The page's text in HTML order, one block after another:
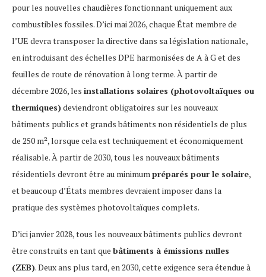
pour les nouvelles chaudières fonctionnant uniquement aux
combustibles fossiles. D’ici mai 2026, chaque État membre de
l’UE devra transposer la directive dans sa législation nationale,
en introduisant des échelles DPE harmonisées de A à G et des
feuilles de route de rénovation à long terme. À partir de
décembre 2026, les installations solaires (photovoltaïques ou
thermiques)deviendront obligatoires sur les nouveaux
bâtiments publics et grands bâtiments non résidentiels de plus
de 250 m², lorsque cela est techniquement et économiquement
réalisable. À partir de 2030, tous les nouveaux bâtiments
résidentiels devront être au minimum préparés pour le solaire,
et beaucoup d’États membres devraient imposer dans la
pratique des systèmes photovoltaïques complets.
D’ici janvier 2028, tous les nouveaux bâtiments publics devront
être construits en tant que bâtiments à émissions nulles
(ZEB). Deux ans plus tard, en 2030, cette exigence sera étendue à